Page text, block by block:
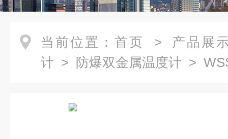
当前位置： 首页 > 产品展
计 > 防爆双金属温度计 >